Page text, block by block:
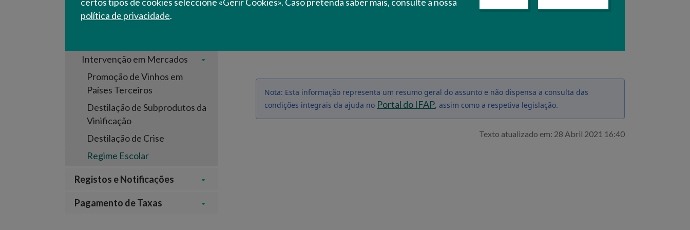
política de privacidade.
Pedidos de Pagamento
PDR 2020
Intervenção em Mercados
Promoção de Vinhos em
Países Terceiros
Destilação de Subprodutos da
Vinificação
Destilação de Crise
Regime Escolar
Registos e Notificações
Pagamento de Taxas
Nota: Esta informação representa um resumo geral do assunto e não dispensa a consulta das
condições integrais da ajuda no Portal do IFAP, assim como a respetiva legislação.
Texto atualizado em: 28 Abril 2021 16:40